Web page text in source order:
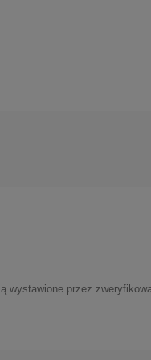
wystawione przez